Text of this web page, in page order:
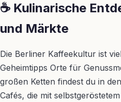
☕ Kulinarische
und Märkte
Die Berliner Kaffeekultur ist
Geheimtipps Orte für
großen Ketten findest du in
Cafés, die mit